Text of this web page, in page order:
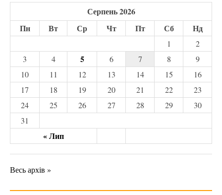
Серпень 2026
Пн
Вт Ср Чт Пт Сб Нд
« Лип
1
2
3
4 5 6 7 8
9
10
11 12 13 14 15
16
17
18 19 20 21 22
23
24
25 26 27 28 29
30
31
Весь архів »